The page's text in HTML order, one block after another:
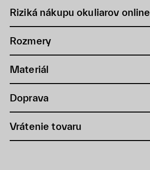
Riziká nákupu okuliarov online
Rozmery
Materiál
Doprava
Vrátenie tovaru